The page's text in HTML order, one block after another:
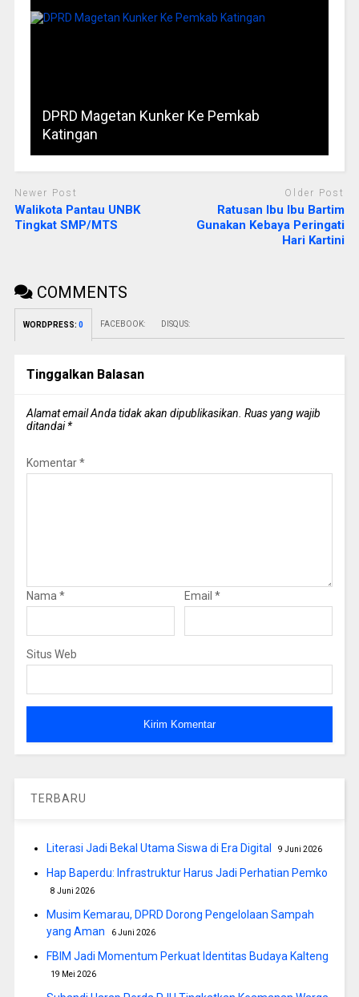
DPRD Magetan Kunker Ke Pemkab
Katingan
Newer Post
Walikota Pantau UNBK
Tingkat SMP/MTS
Older Post
Ratusan Ibu Ibu Bartim
Gunakan Kebaya Peringati
Hari Kartini
COMMENTS
WORDPRESS: 0 FACEBOOK: DISQUS:
Tinggalkan Balasan
Alamat email Anda tidak akan dipublikasikan. Ruas yang wajib
ditandai*
Komentar*
Nama * Email *
Situs Web
TERBARU
Literasi Jadi Bekal Utama Siswa di Era Digital 9 Juni 2026
Hap Baperdu: Infrastruktur Harus Jadi Perhatian Pemko
8 Juni 2026
Musim Kemarau, DPRD Dorong Pengelolaan Sampah
yang Aman
6 Juni 2026
FBIM Jadi Momentum Perkuat Identitas Budaya Kalteng
19 Mei 2026